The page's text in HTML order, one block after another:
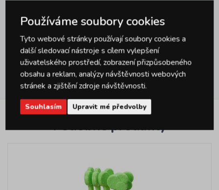
Dotazy 0
Hodnocení
Podobné produkty
Používáme soubory cookies
Tyto webové stránky používají soubory cookies a
další sledovací nástroje s cílem vylepšení
uživatelského prostředí, zobrazení přizpůsobeného
obsahu a reklam, analýzy návštěvnosti webových
stránek a zjištění zdroje návštěvnosti.
Souhlasím Upravit mé předvolby